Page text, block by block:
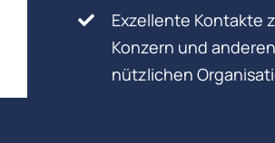
Exzellente Kontakte
Konzern und anderen
nützlichen